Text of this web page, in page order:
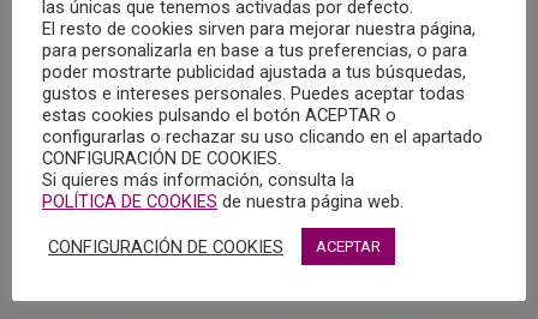
virtual “TEA, la vida a través del espectro”. El evento contó
con más de 40 asistentes, y en él se trataron temas
como los cambios en el sistema para el diagnóstico de
TEA, la inclusión/integración en el mundo educativo, la
comunicación en tiempos de COVID, los cambios con la
adolescencia y la sexualidad en personas con TEA.
MÁS
las únicas que tenemos activadas por defecto.
El resto de cookies sirven para mejorar nuestra página,
para personalizarla en base a tus preferencias, o para
poder mostrarte publicidad ajustada a tus búsquedas,
gustos e intereses personales. Puedes aceptar todas
estas cookies pulsando el botón ACEPTAR o
configurarlas o rechazar su uso clicando en el apartado
CONFIGURACIÓN DE COOKIES.
Si quieres más información, consulta la
POLÍTICA DE COOKIES de nuestra página web.
CONFIGURACIÓN DE COOKIES ACEPTAR